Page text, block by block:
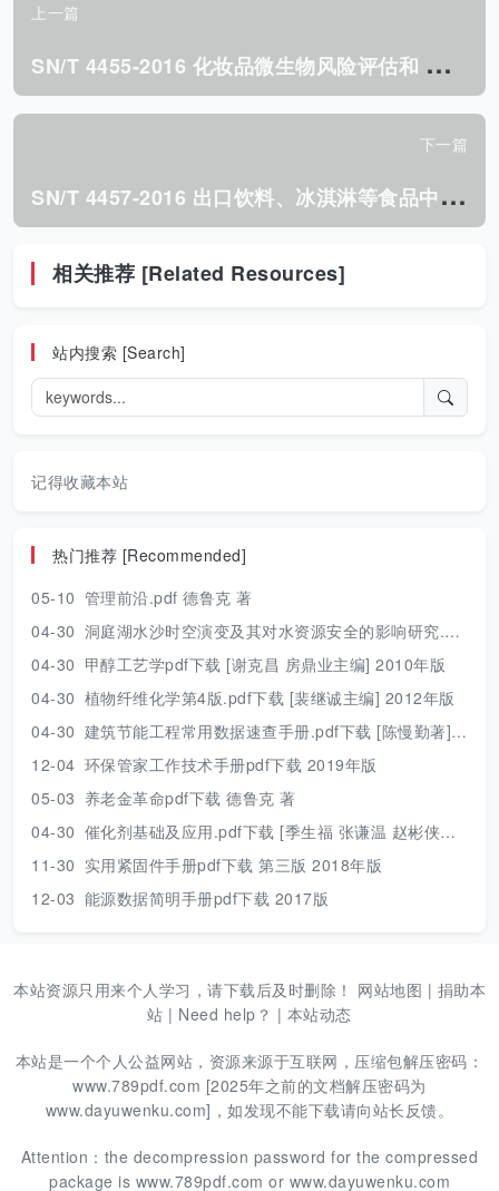
上一篇
S
N/T 4455-2016 化妆品微生物风险评估和 低风险产品鉴定指南.pdf
下一篇
S
N/T 4457-2016 出口饮料、冰淇淋等食品中11种合成 着色剂的检测 液相色谱法.pdf
相关推荐 [Related Resources]
站内搜索 [Search]
记得收藏本站
热门推荐 [Recommended]
05-10 管理前沿.pdf 德鲁克 著
04-30 洞庭湖水沙时空演变及其对水资源安全的影响研究.pdf 胡光伟 著 2017年版
04-30 甲醇工艺学pdf下载 [谢克昌 房鼎业主编] 2010年版
04-30 植物纤维化学第4版.pdf下载 [裴继诚主编] 2012年版
04-30 建筑节能工程常用数据速查手册.pdf下载 [陈慢勤著] 2010年版
12-04 环保管家工作技术手册pdf下载 2019年版
05-03 养老金革命pdf下载 德鲁克 著
04-30 催化剂基础及应用.pdf下载 [季生福 张谦温 赵彬侠编] 2011年版
11-30 实用紧固件手册pdf下载 第三版 2018年版
12-03 能源数据简明手册pdf下载 2017版
本站资源只用来个人学习，请下载后及时删除！ 网站地图 | 捐助本
站 | Need help？ | 本站动态
本站是一个个人公益网站，资源来源于互联网，压缩包解压密码：
www.789pdf.com [2025年之前的文档解压密码为
www.dayuwenku.com]，如发现不能下载请向站长反馈。
Attention：the decompression password for the compressed
package is www.789pdf.com or www.dayuwenku.com